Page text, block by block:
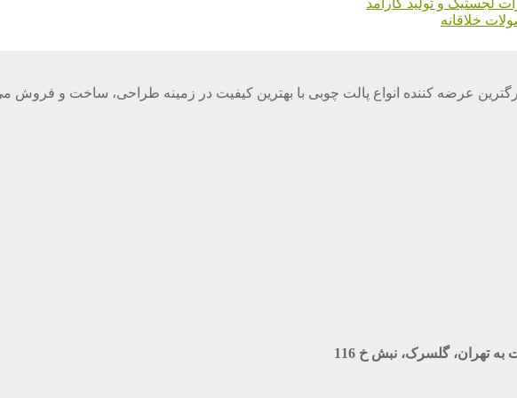
خلاقانه
عرضه کننده انواع پالت چوبی با بهترین کیفیت در زمینه طراحی، ساخت و فروش